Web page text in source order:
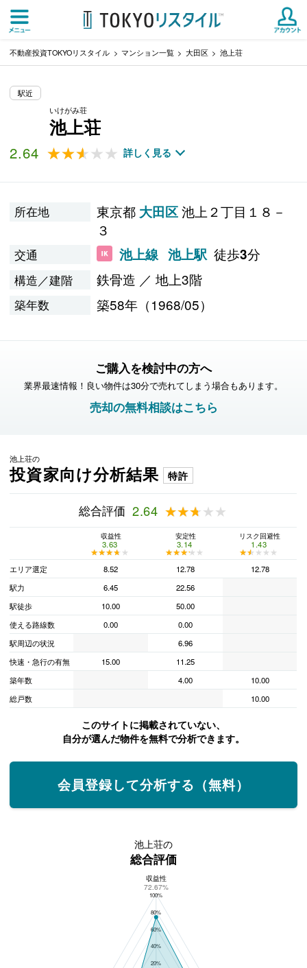
不動産投資TOKYOリスタイル マンション一覧 大田区 池上荘
駅近
いけがみ荘
池上荘
2.64 ★★★★★
★★★★★ 詳しく見る
所在地 東京都 大田区池上２丁目１８－
３
交通 池上線 池上駅 徒歩3分
構造／建階 鉄骨造 ／ 地上3階
築年数 築58年（1968/05）
ご購入を検討中の方へ
業界最速情報！良い物件は30分で売れてしまう場合もあります。
売却の無料相談はこちら
池上荘の
投資家向け分析結果 特許
総合評価 2.64 ★★★★★
★★★★★
収益性
3.63
★★★★★
★★★★★
安定性
3.14
★★★★★
★★★★★
リスク回避性
1.43
★★★★★
★★★★★
エリア選定
8.52 12.78
12.78
駅力
6.45
22.56
駅徒歩
10.00
50.00
使える路線数
0.00
0.00
駅周辺の状況
6.96
快速・急行の有無
15.00
11.25
築年数
4.00
10.00
総戸数
10.00
このサイトに掲載されていない、
自分が選んだ物件を無料で分析できます。
会員登録して分析する（無料）
池上荘の
総合評価
池上荘の総合評価
100%
80%
60%
40%
20%
収益性
72.67%